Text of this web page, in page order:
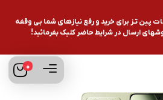
پین تـز برای خرید و رفع نیازهای شما بی وقفه
ارسال در شرایط حاضر کلیک بفرمائید!
0